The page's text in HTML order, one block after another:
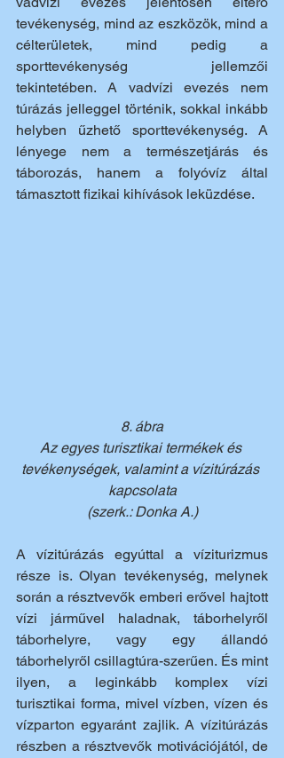
tevékenység, mind az eszközök, mind a
célterületek, mind pedig a
sporttevékenység jellemzői
tekintetében. A vadvízi evezés nem
túrázás jelleggel történik, sokkal inkább
helyben űzhető sporttevékenység. A
lényege nem a természetjárás és
táborozás, hanem a folyóvíz által
támasztott fizikai kihívások leküzdése.
8. ábra
Az egyes turisztikai termékek és
tevékenységek, valamint a vízitúrázás
kapcsolata
(szerk.: Donka A.)
A vízitúrázás egyúttal a víziturizmus
része is. Olyan tevékenység, melynek
során a résztvevők emberi erővel hajtott
vízi járművel haladnak, táborhelyről
táborhelyre, vagy egy állandó
táborhelyről csillagtúra-szerűen. És mint
ilyen, a leginkább komplex vízi
turisztikai forma, mivel vízben, vízen és
vízparton egyaránt zajlik. A vízitúrázás
részben a résztvevők motivációjától, de